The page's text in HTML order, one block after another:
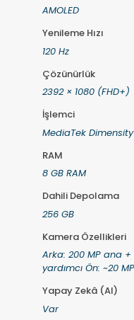
AMOLED
Yenileme Hızı
120 Hz
Çözünürlük
2392 × 1080 (FHD+)
İşlemci
MediaTek
RAM
8 GB RAM
Dahili Depolama
256 GB
Kamera Özellikleri
Arka: 200 MP ana
yardımcı Ön: ~20 MP
Yapay Zekâ (AI)
Var